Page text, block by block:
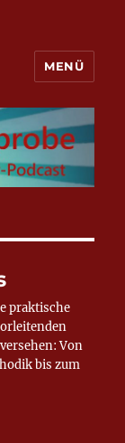
MENÜ
praktische
Von
bis zum